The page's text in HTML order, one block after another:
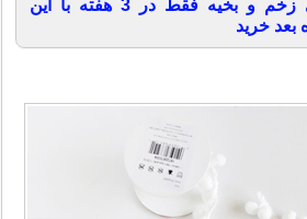
کاهش چشمگیر جای زخم و بخیه فقط در 3 هفته با این
خرید